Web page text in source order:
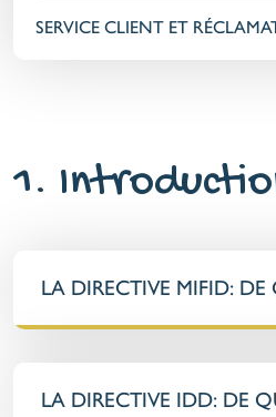
SERVICE CLIENT ET
1.
LA DIRECTIVE MIFID:
LA DIRECTIVE IDD: DE